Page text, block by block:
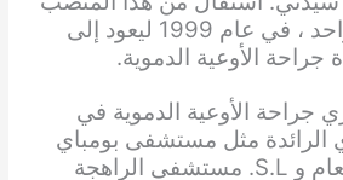
المرموق بعد عام واحد ، في عام 1999 ليعود إلى
جراحة الأوعية الدموية.
جراحة الأوعية الدموية في
مثل مستشفى بومباي
ومستشفى بهاتيا العام و S.L. مستشفى الراهجة